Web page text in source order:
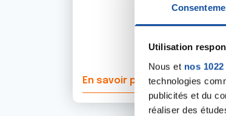
Utilisation
Nous et nos
technologies
publicités et du
réaliser des
En savoir plus